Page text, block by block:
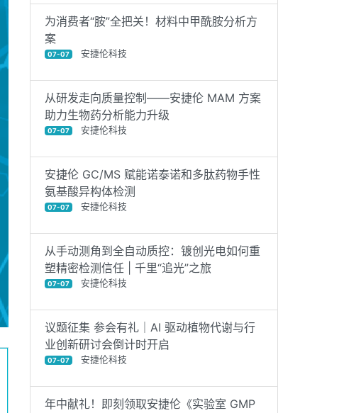
为消费者“胺”全把关！材料中甲酰胺分析方
案
07-07 安捷伦科技
从研发走向质量控制——安捷伦 MAM 方案
助力生物药分析能力升级
07-07 安捷伦科技
安捷伦 GC/MS 赋能诺泰诺和多肽药物手性
氨基酸异构体检测
07-07 安捷伦科技
从手动测角到全自动质控：镀创光电如何重
塑精密检测信任 | 千里“追光”之旅
07-07 安捷伦科技
议题征集 参会有礼｜AI 驱动植物代谢与行
业创新研讨会倒计时开启
07-07 安捷伦科技
年中献礼！即刻领取安捷伦《实验室 GMP